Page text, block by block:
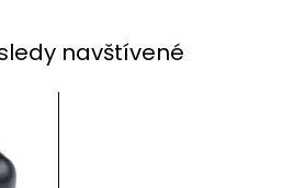
navštívené